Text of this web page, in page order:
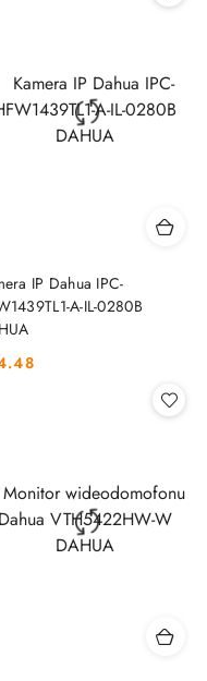
IP Dahua IPC-
A-IL-0280B